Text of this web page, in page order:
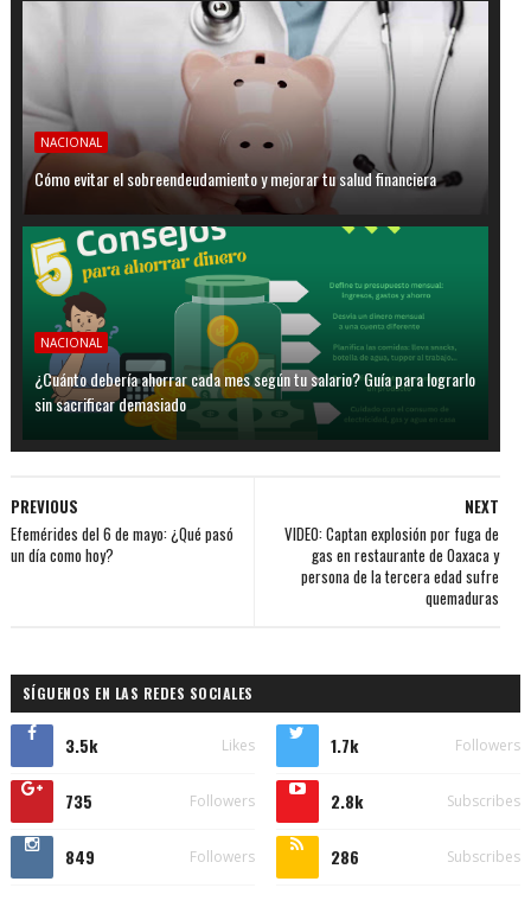
NACIONAL
Cómo evitar el sobreendeudamiento y mejorar tu salud financiera
NACIONAL
¿Cuánto debería ahorrar cada mes según tu salario? Guía para lograrlo
sin sacrificar demasiado
NEXT
VIDEO: Captan explosión por fuga de
gas en restaurante de Oaxaca y
persona de la tercera edad sufre
quemaduras
PREVIOUS
Efemérides del 6 de mayo: ¿Qué pasó
un día como hoy?
SÍGUENOS EN LAS REDES SOCIALES
3.5k Likes 1.7k Followers
735 Followers 2.8k Subscribes
849 Followers 286 Subscribes